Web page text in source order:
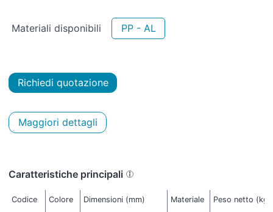
Materiali disponibili PP - AL
Richiedi quotazione
Maggiori dettagli
Caratteristiche principali
Codice Colore Dimensioni (mm) Materiale Peso netto (kg)